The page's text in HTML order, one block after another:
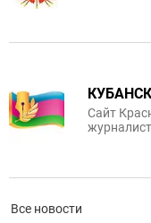
Сайт
Все новости